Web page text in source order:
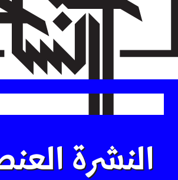
main
النشرة